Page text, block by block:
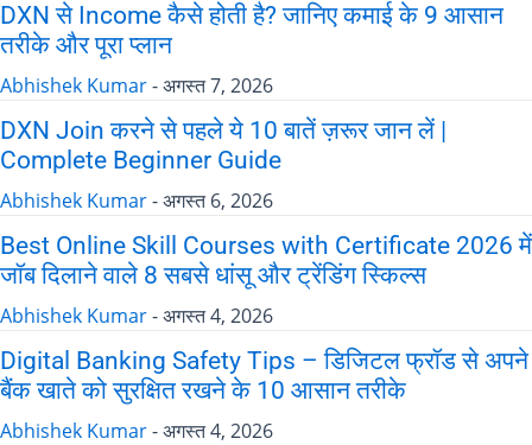
DXN से Income कैसे होती है? जानिए कमाई के 9 आसान
तरीके और पूरा प्लान
Abhishek Kumar-अगस्त 7, 2026
DXN Join करने से पहले ये 10 बातें ज़रूर जान लें |
Complete Beginner Guide
Abhishek Kumar-अगस्त 6, 2026
Best Online Skill Courses with Certificate 2026 में
जॉब दिलाने वाले 8 सबसे धांसू और ट्रेंडिंग स्किल्स
Abhishek Kumar-अगस्त 4, 2026
Digital Banking Safety Tips – डिजिटल फ्रॉड से अपने
बैंक खाते को सुरक्षित रखने के 10 आसान तरीके
Abhishek Kumar-अगस्त 4, 2026